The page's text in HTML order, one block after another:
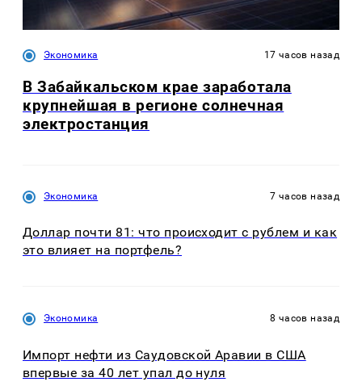
Экономика 17 часов назад
В Забайкальском крае заработала
крупнейшая в регионе солнечная
электростанция
Экономика 7 часов назад
Доллар почти 81: что происходит с рублем и как
это влияет на портфель?
Экономика 8 часов назад
Импорт нефти из Саудовской Аравии в США
впервые за 40 лет упал до нуля